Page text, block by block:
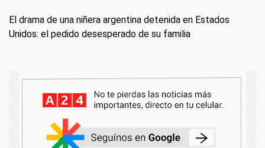
El drama de una niñera argentina detenida en Estados
Unidos: el pedido desesperado de su familia